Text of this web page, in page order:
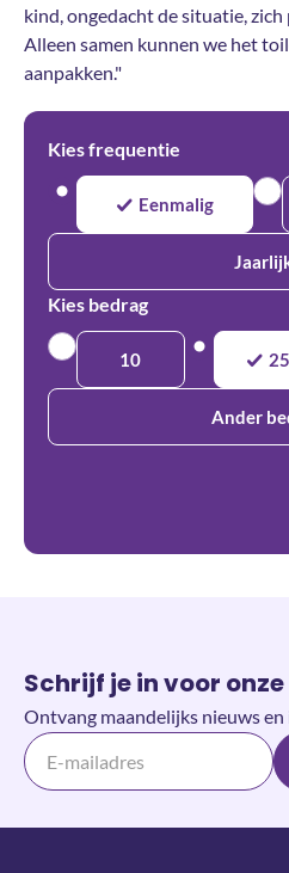
kind, ongedacht de situatie,
Alleen samen kunnen we het
aanpakken."
Kies frequentie
Eenmalig
Kies bedrag
10 25
Ander
Schrijf je in voor
Ontvang maandelijks nieuws